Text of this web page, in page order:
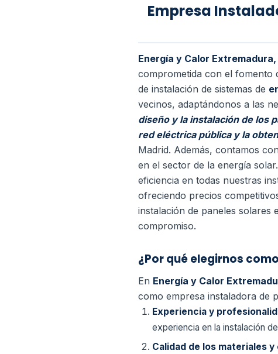
Empresa
Energía y Calor Extremadura,
comprometida con el fomento
de instalación de sistemas de
vecinos, adaptándonos a las
diseño y la instalación de los
red eléctrica pública y la
Madrid. Además, contamos
en el sector de la energía solar.
eficiencia en todas nuestras
ofreciendo precios
instalación de paneles
compromiso.
¿Por qué elegirnos
En Energía y Calor
como empresa instaladora de
Experiencia y
experiencia en la instalación
Calidad de los materiales y